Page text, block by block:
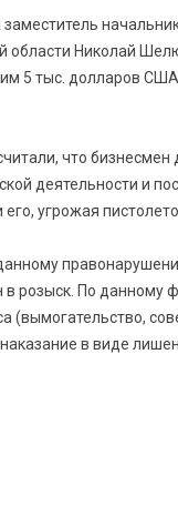
Николай
5 тыс. долларов
что бизнесмен
деятельности и
угрожая
розыск. По данному
(вымогательство,
в виде